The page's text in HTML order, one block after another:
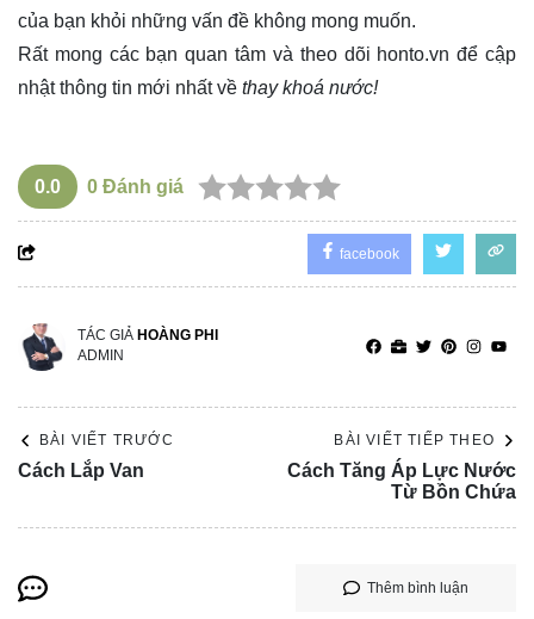
của bạn khỏi những vấn đề không mong muốn.
Rất mong các bạn quan tâm và theo dõi honto.vn để cập
nhật thông tin mới nhất về thay khoá nước!
0.0 0 Đánh giá
facebook
TÁC GIẢ HOÀNG PHI
ADMIN
BÀI VIẾT TRƯỚC
Cách Lắp Van
BÀI VIẾT TIẾP THEO
Cách Tăng Áp Lực Nước
Từ Bồn Chứa
Thêm bình luận